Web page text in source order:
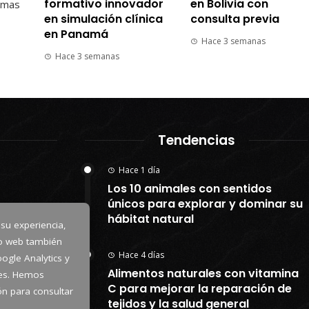
experiencia,
web también
Analytics y
Hemos
para consultar
formativo innovador
en simulación clínica
en Panamá
Hace 3 semanas
en Bolivia con
consulta previa
Hace 3 semanas
Tendencias
Hace 1 día
Los 10 animales con sentidos
únicos para explorar y dominar su
hábitat natural
Hace 4 días
Alimentos naturales con vitamina
C para mejorar la reparación de
tejidos y la salud general